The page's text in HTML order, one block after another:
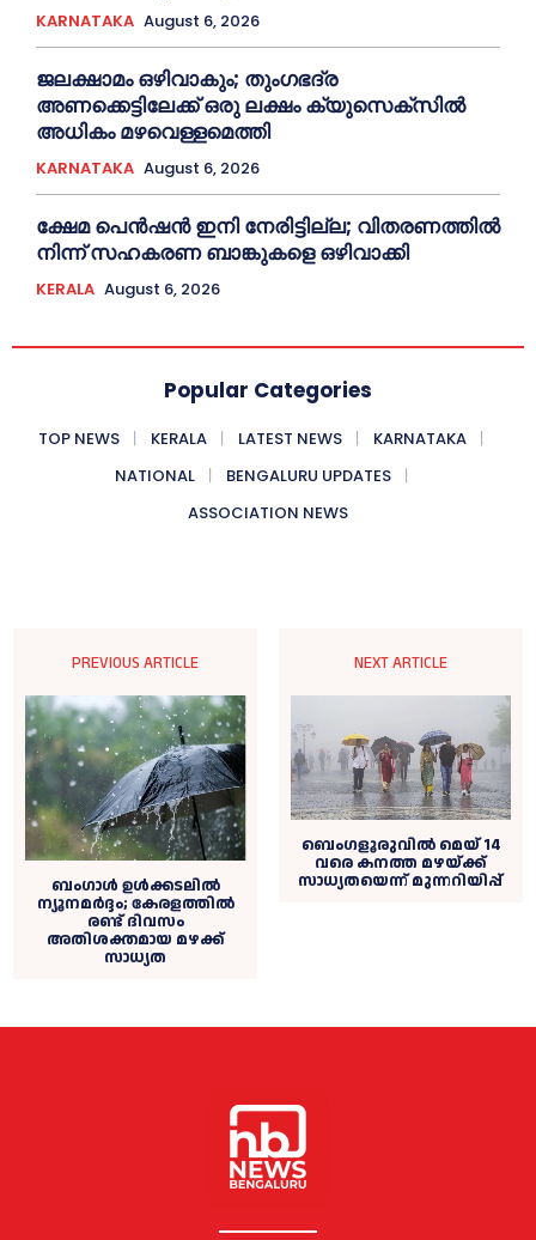
KARNATAKA August 6, 2026
ജലക്ഷാമം ഒഴിവാകും; തുംഗഭദ്ര
അണക്കെട്ടിലേക്ക് ഒരു ലക്ഷം ക്യുസെക്സില്‍
അധികം മഴവെള്ളമെത്തി
KARNATAKA August 6, 2026
ക്ഷേമ പെൻഷൻ ഇനി നേരിട്ടില്ല; വിതരണത്തിൽ
നിന്ന് സഹകരണ ബാങ്കുകളെ ഒഴിവാക്കി
KERALA August 6, 2026
Popular Categories
TOP NEWS KERALA LATEST NEWS
KARNATAKA
NATIONAL
BENGALURU UPDATES
ASSOCIATION NEWS
PREVIOUS ARTICLE
ബംഗാള്‍ ഉള്‍ക്കടലില്‍
ന്യൂനമര്‍ദ്ദം; കേരളത്തിൽ
രണ്ട് ദിവസം
അതിശക്തമായ മഴക്ക്
സാധ്യത
NEXT ARTICLE
ബെംഗളൂരുവില്‍ മെയ് 14
വരെ കനത്ത മഴയ്ക്ക്
സാധ്യതയെന്ന് മുന്നറിയിപ്പ്